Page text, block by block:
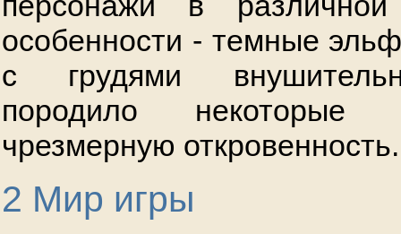
особенности - темные
с грудями
породило некоторые
чрезмерную откровенность.
2 Мир игры